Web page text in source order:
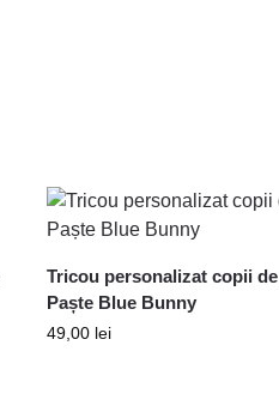
Tricou personalizat copii de
Paște Blue Bunny
49,00 lei